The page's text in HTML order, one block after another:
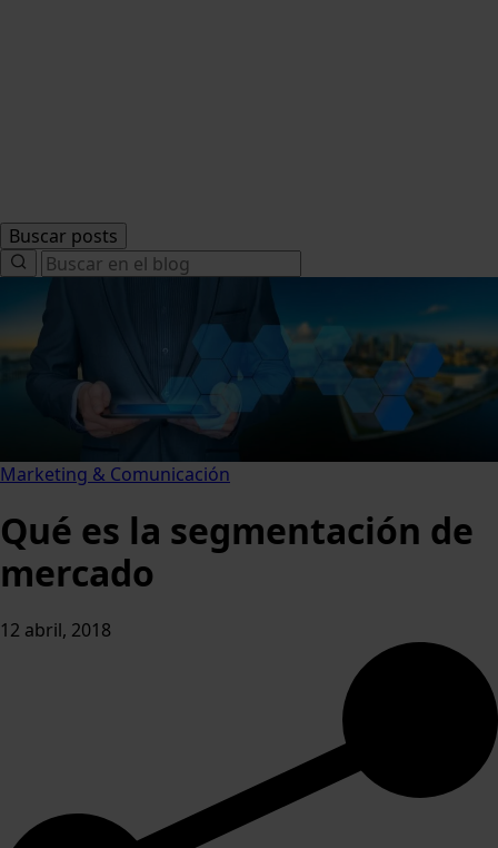
Buscar posts
Search
for:
Marketing & Comunicación
Qué es la segmentación de
mercado
12 abril, 2018